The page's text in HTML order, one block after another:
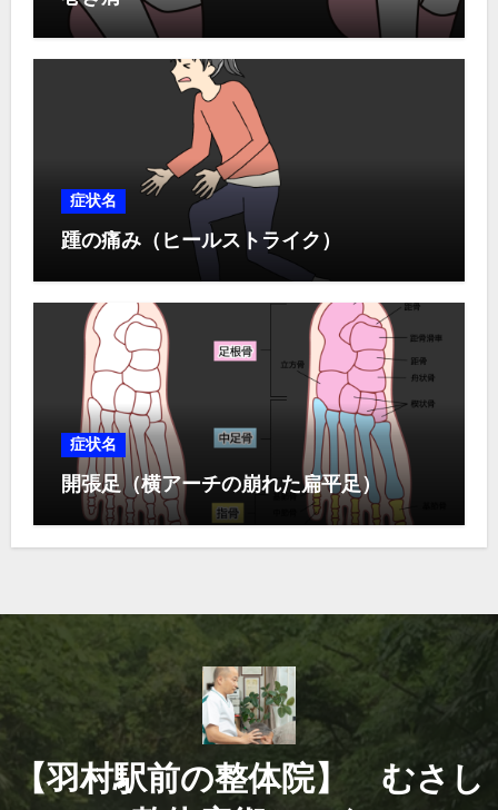
症状名
踵の痛み（ヒールストライク）
症状名
開張足（横アーチの崩れた扁平足）
【羽村駅前の整体院】 むさし